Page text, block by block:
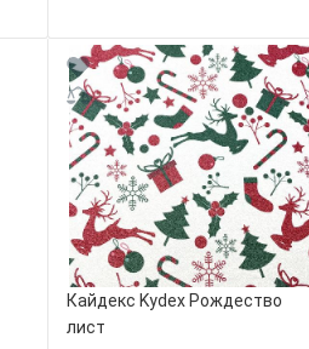
Кайдекс Kydex Рождество
лист